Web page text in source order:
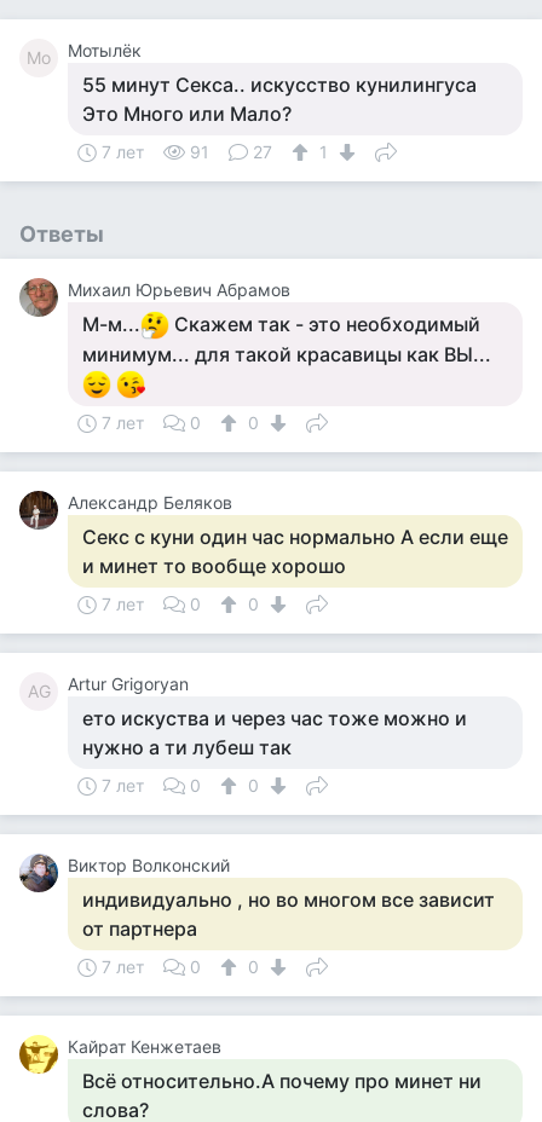
Мо Мотылёк
55 минут Секса.. искусство кунилингуса
Это Много или Мало?
7 лет 91 27 1
Ответы
Михаил Юрьевич Абрамов
М-м...
Скажем так - это необходимый
минимум... для такой красавицы как ВЫ...
7 лет 0 0
Александр Беляков
Секс с куни один час нормально А если еще
и минет то вообще хорошо
7 лет 0 0
AG Artur Grigoryan
ето искуства и через час тоже можно и
нужно а ти лубеш так
7 лет 0 0
Виктор Волконский
индивидуально , но во многом все зависит
от партнера
7 лет 0 0
Кайрат Кенжетаев
Всё относительно.А почему про минет ни
слова?